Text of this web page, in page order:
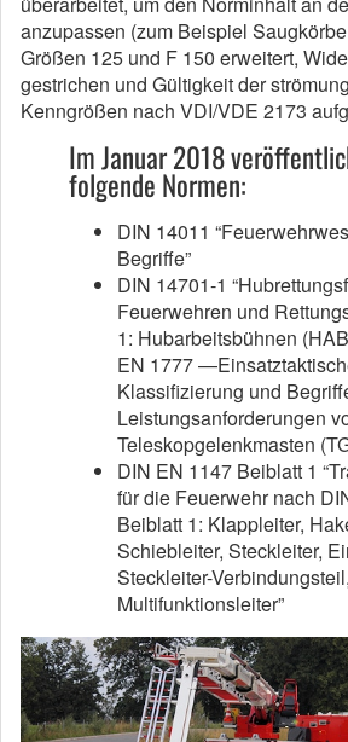
anzupassen (zum Beispiel
Größen 125 und F 150 erweitert,
gestrichen und Gültigkeit der
Kenngrößen nach VDI/VDE 2173
Im Januar 2018
folgende Normen:
DIN 14011
Begriffe”
DIN 14701-1
Feuerwehren und
1: Hubarbeitsbühnen
EN 1777
Klassifizierung und
Leistungsanforderungen
Teleskopgelenkmasten
DIN EN 1147 Beiblatt 1
für die Feuerwehr nach
Beiblatt 1: Klappleiter,
Schiebleiter, Steckleiter,
Steckleiter-Verbindungsteil,
Multifunktionsleiter”